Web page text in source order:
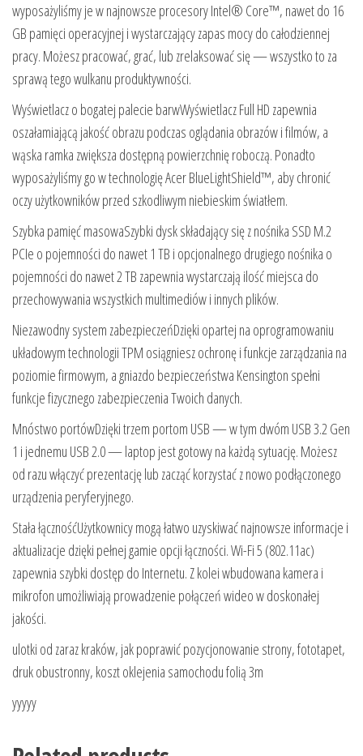
wyposażyliśmy je w najnowsze procesory Intel® Core™, nawet do 16
GB pamięci operacyjnej i wystarczający zapas mocy do całodziennej
pracy. Możesz pracować, grać, lub zrelaksować się — wszystko to za
sprawą tego wulkanu produktywności.
Wyświetlacz o bogatej palecie barwWyświetlacz Full HD zapewnia
oszałamiającą jakość obrazu podczas oglądania obrazów i filmów, a
wąska ramka zwiększa dostępną powierzchnię roboczą. Ponadto
wyposażyliśmy go w technologię Acer BlueLightShield™, aby chronić
oczy użytkowników przed szkodliwym niebieskim światłem.
Szybka pamięć masowaSzybki dysk składający się z nośnika SSD M.2
PCIe o pojemności do nawet 1 TB i opcjonalnego drugiego nośnika o
pojemności do nawet 2 TB zapewnia wystarczają ilość miejsca do
przechowywania wszystkich multimediów i innych plików.
Niezawodny system zabezpieczeńDzięki opartej na oprogramowaniu
układowym technologii TPM osiągniesz ochronę i funkcje zarządzania na
poziomie firmowym, a gniazdo bezpieczeństwa Kensington spełni
funkcje fizycznego zabezpieczenia Twoich danych.
Mnóstwo portówDzięki trzem portom USB — w tym dwóm USB 3.2 Gen
1 i jednemu USB 2.0 — laptop jest gotowy na każdą sytuację. Możesz
od razu włączyć prezentację lub zacząć korzystać z nowo podłączonego
urządzenia peryferyjnego.
Stała łącznośćUżytkownicy mogą łatwo uzyskiwać najnowsze informacje i
aktualizacje dzięki pełnej gamie opcji łączności. Wi-Fi 5 (802.11ac)
zapewnia szybki dostęp do Internetu. Z kolei wbudowana kamera i
mikrofon umożliwiają prowadzenie połączeń wideo w doskonałej
jakości.
ulotki od zaraz kraków, jak poprawić pozycjonowanie strony, fototapet,
druk obustronny, koszt oklejenia samochodu folią 3m
yyyyy